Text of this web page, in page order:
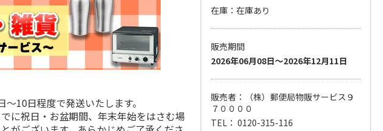
10日程度で発送いたします。
に祝日・お盆期間、年末年始をはさむ場
在庫：在庫あり
販売期間
2026年06月08日～2026年12月11日
販売者：（株）郵便局物販サービス９
７００００
TEL： 0120-315-116